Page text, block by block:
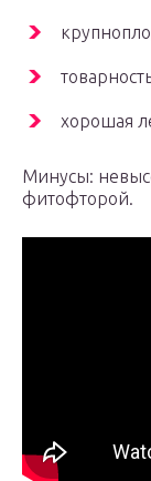
хорошая
Минусы:
фитофторой.